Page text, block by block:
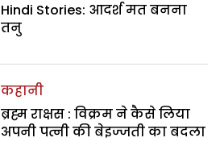
Hindi Stories: आदर्श मत बनना
तनु
कहानी
ब्रह्म राक्षस : विक्रम ने कैसे लिया
अपनी पत्नी की बेइज्जती का बदला